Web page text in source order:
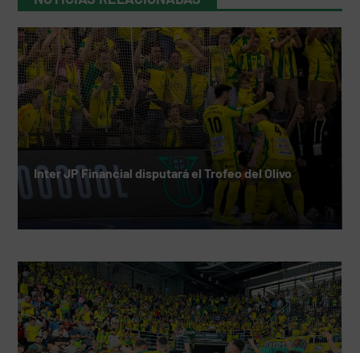
Inter JP Financial disputará el Trofeo del Olivo